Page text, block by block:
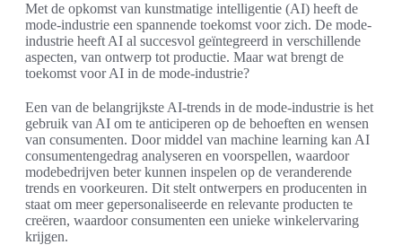
Met de opkomst van kunstmatige intelligentie (AI) heeft de
mode-industrie een spannende toekomst voor zich. De mode-
industrie heeft AI al succesvol geïntegreerd in verschillende
aspecten, van ontwerp tot productie. Maar wat brengt de
toekomst voor AI in de mode-industrie?
Een van de belangrijkste AI-trends in de mode-industrie is het
gebruik van AI om te anticiperen op de behoeften en wensen
van consumenten. Door middel van machine learning kan AI
consumentengedrag analyseren en voorspellen, waardoor
modebedrijven beter kunnen inspelen op de veranderende
trends en voorkeuren. Dit stelt ontwerpers en producenten in
staat om meer gepersonaliseerde en relevante producten te
creëren, waardoor consumenten een unieke winkelervaring
krijgen.